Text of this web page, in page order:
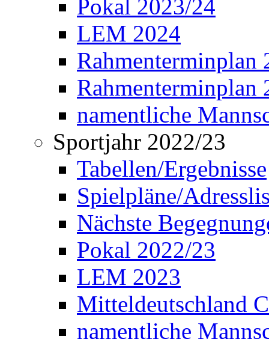
Pokal 2023/24
LEM 2024
Rahmenterminplan
Rahmenterminplan
namentliche
Sportjahr 2022/23
Tabellen/Ergebnisse
Spielpläne/
Nächste
Pokal 2022/23
LEM 2023
Mitteldeutschland
namentliche